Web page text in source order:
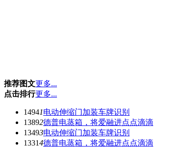
推荐图文更多...
点击排行更多...
14941电动伸缩门加装车牌识别
13892德普电蒸箱，将爱融进点点滴滴
13493电动伸缩门加装车牌识别
13314德普电蒸箱，将爱融进点点滴滴